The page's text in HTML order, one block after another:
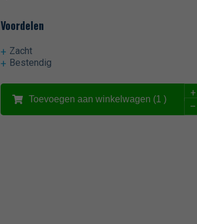
Voordelen
Zacht
Bestendig
Toevoegen aan winkelwagen (1 )
+
–